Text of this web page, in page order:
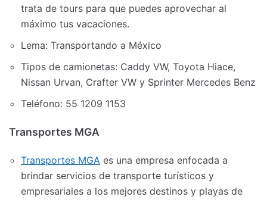
trata de tours para que puedes aprovechar al
máximo tus vacaciones.
Lema: Transportando a México
Tipos de camionetas: Caddy VW, Toyota Hiace,
Nissan Urvan, Crafter VW y Sprinter Mercedes Benz
Teléfono: 55 1209 1153
Transportes MGA
Transportes MGA es una empresa enfocada a
brindar servicios de transporte turísticos y
empresariales a los mejores destinos y playas de